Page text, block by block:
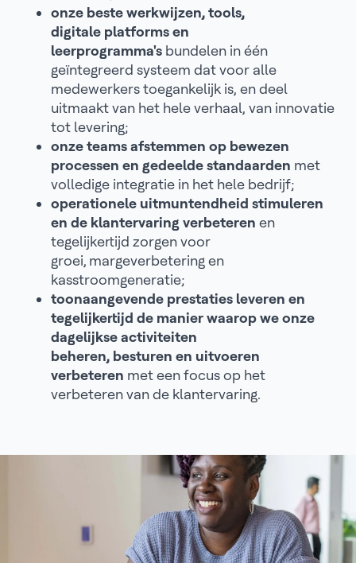
onze beste werkwijzen, tools,
digitale platforms en
leerprogramma's bundelen in één
geïntegreerd systeem dat voor alle
medewerkers toegankelijk is, en deel
uitmaakt van het hele verhaal, van innovatie
tot levering;
onze teams afstemmen op bewezen
processen en gedeelde standaarden met
volledige integratie in het hele bedrijf;
operationele uitmuntendheid stimuleren
en de klantervaring verbeteren en
tegelijkertijd zorgen voor
groei, margeverbetering en
kasstroomgeneratie;
toonaangevende prestaties leveren en
tegelijkertijd de manier waarop we onze
dagelijkse activiteiten
beheren, besturen en uitvoeren
verbeteren met een focus op het
verbeteren van de klantervaring.